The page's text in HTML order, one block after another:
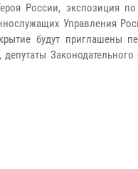
России, экспозиция
Управления
будут приглашены
Законодательного